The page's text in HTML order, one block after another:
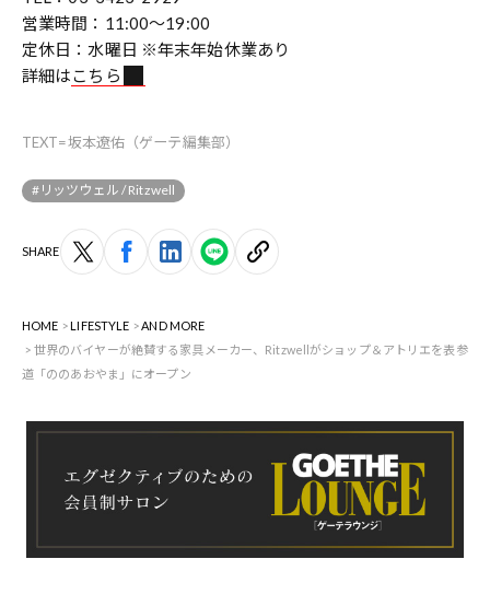
営業時間：11:00～19:00
定休日：水曜日 ※年末年始休業あり
詳細はこちら
TEXT=坂本遼佑（ゲーテ編集部）
#リッツウェル / Ritzwell
SHARE
HOME LIFESTYLE
AND MORE
世界のバイヤーが絶賛する家具メーカー、Ritzwellがショップ＆アトリエを表参
道「ののあおやま」にオープン